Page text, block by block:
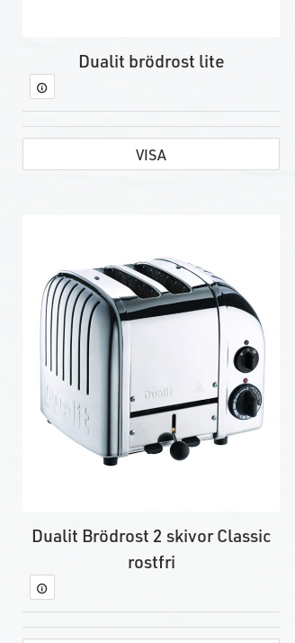
Dualit brödrost lite
VISA
Dualit Brödrost 2 skivor Classic
rostfri